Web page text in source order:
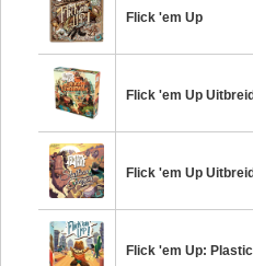
Flick 'em Up
Flick 'em Up
Flick 'em Up
Flick 'em Up: